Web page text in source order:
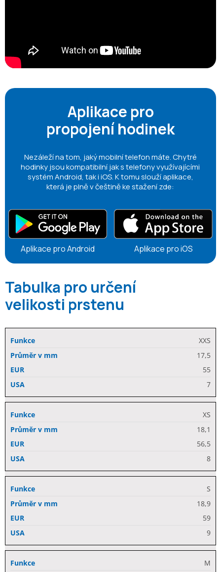
Aplikace pro
propojení hodinek
Nezáleží na tom, jaký mobilní telefon máte. Chytré
hodinky jsou kompatibilní jak s telefony využívajícími
systém Android, tak i iOS. K tomu slouží aplikace,
která je plně v češtině ke stažení zde:
Aplikace pro Android Aplikace pro iOS
Tabulka pro určení
velikosti prstenu
XXS
17,5
55
7
XS
18,1
56,5
8
S
18,9
59
9
M